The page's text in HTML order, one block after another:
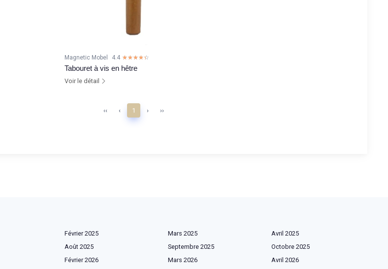
Magnetic Mobel 4.4 ☆☆☆☆☆
★★★★★
Tabouret à vis en hêtre
Voir le détail
‹‹ ‹ 1 › ››
Février 2025 Mars 2025
Avril 2025
Août 2025 Septembre 2025
Octobre 2025
Février 2026 Mars 2026
Avril 2026